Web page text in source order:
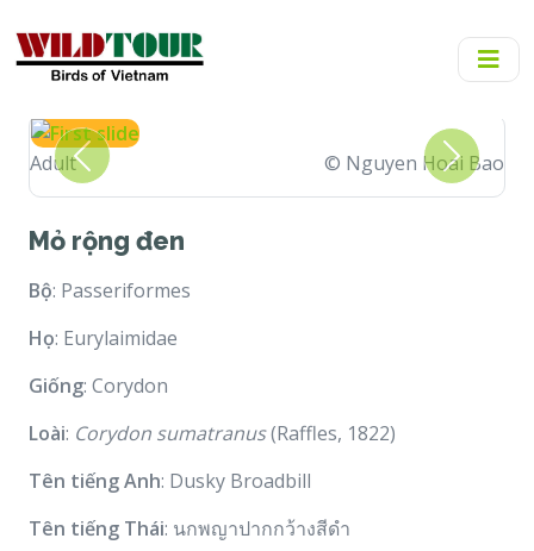
Adult © Nguyen Hoai Bao
Previous Next
Mỏ rộng đen
Bộ: Passeriformes
Họ: Eurylaimidae
Giống: Corydon
Loài: Corydon sumatranus(Raffles, 1822)
Tên tiếng Anh: Dusky Broadbill
Tên tiếng Thái: นกพญาปากกว้างสีดำ